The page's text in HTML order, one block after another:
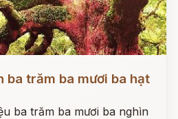
ba trăm ba mươi ba hạt
ba trăm ba mươi ba nghìn